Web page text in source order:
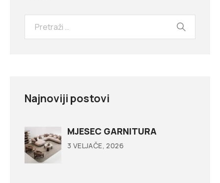
Najnoviji postovi
MJESEC GARNITURA
3 VELJAČE, 2026